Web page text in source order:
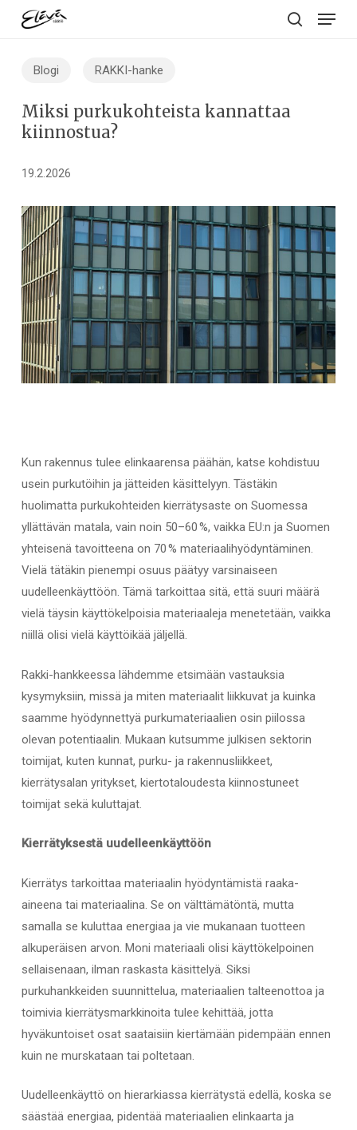
content
Menu
Blogi RAKKI-hanke
Miksi purkukohteista kannattaa
kiinnostua?
19.2.2026
Kun rakennus tulee elinkaarensa päähän, katse kohdistuu
usein purkutöihin ja jätteiden käsittelyyn. Tästäkin
huolimatta purkukohteiden kierrätysaste on Suomessa
yllättävän matala, vain noin 50–60%, vaikka EU:n ja Suomen
yhteisenä tavoitteena on 70% materiaalihyödyntäminen.
Vielä tätäkin pienempi osuus päätyy varsinaiseen
uudelleenkäyttöön. Tämä tarkoittaa sitä, että suuri määrä
vielä täysin käyttökelpoisia materiaaleja menetetään, vaikka
niillä olisi vielä käyttöikää jäljellä.
Rakki-hankkeessa lähdemme etsimään vastauksia
kysymyksiin, missä ja miten materiaalit liikkuvat ja kuinka
saamme hyödynnettyä purkumateriaalien osin piilossa
olevan potentiaalin. Mukaan kutsumme julkisen sektorin
toimijat, kuten kunnat, purku- ja rakennusliikkeet,
kierrätysalan yritykset, kiertotaloudesta kiinnostuneet
toimijat sekä kuluttajat.
Kierrätyksestä uudelleenkäyttöön
Kierrätys tarkoittaa materiaalin hyödyntämistä raaka-
aineena tai materiaalina. Se on välttämätöntä, mutta
samalla se kuluttaa energiaa ja vie mukanaan tuotteen
alkuperäisen arvon. Moni materiaali olisi käyttökelpoinen
sellaisenaan, ilman raskasta käsittelyä. Siksi
purkuhankkeiden suunnittelua, materiaalien talteenottoa ja
toimivia kierrätysmarkkinoita tulee kehittää, jotta
hyväkuntoiset osat saataisiin kiertämään pidempään ennen
kuin ne murskataan tai poltetaan.
Uudelleenkäyttö on hierarkiassa kierrätystä edellä, koska se
säästää energiaa, pidentää materiaalien elinkaarta ja